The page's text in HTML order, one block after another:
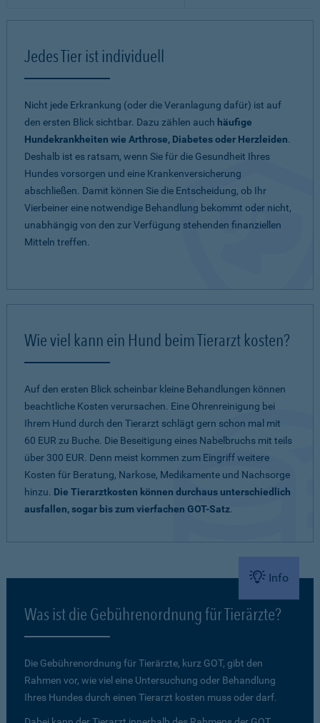
Jedes Tier ist individuell
Nicht jede Erkrankung (oder die Veranlagung dafür) ist auf
den ersten Blick sichtbar. Dazu zählen auch häufige
Hundekrankheiten wie Arthrose, Diabetes oder Herzleiden.
Deshalb ist es ratsam, wenn Sie für die Gesundheit Ihres
Hundes vorsorgen und eine Krankenversicherung
abschließen. Damit können Sie die Entscheidung, ob Ihr
Vierbeiner eine notwendige Behandlung bekommt oder nicht,
unabhängig von den zur Verfügung stehenden finanziellen
Mitteln treffen.
Wie viel kann ein Hund beim Tierarzt kosten?
Auf den ersten Blick scheinbar kleine Behandlungen können
beachtliche Kosten verursachen. Eine Ohrenreinigung bei
Ihrem Hund durch den Tierarzt schlägt gern schon mal mit
60 EUR zu Buche. Die Beseitigung eines Nabelbruchs mit teils
über 300 EUR. Denn meist kommen zum Eingriff weitere
Kosten für Beratung, Narkose, Medikamente und Nachsorge
hinzu. Die Tierarztkosten können durchaus unterschiedlich
ausfallen, sogar bis zum vierfachen GOT-Satz.
Info
Was ist die Gebührenordnung für Tierärzte?
Die Gebührenordnung für Tierärzte, kurz GOT, gibt den
Rahmen vor, wie viel eine Untersuchung oder Behandlung
Ihres Hundes durch einen Tierarzt kosten muss oder darf.